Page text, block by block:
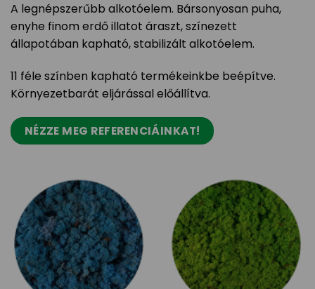
A legnépszerűbb alkotóelem. Bársonyosan puha,
enyhe finom erdő illatot áraszt, színezett
állapotában kapható, stabilizált alkotóelem.
11 féle színben kapható termékeinkbe beépítve.
Környezetbarát eljárással előállítva.
NÉZZE MEG REFERENCIÁINKAT!